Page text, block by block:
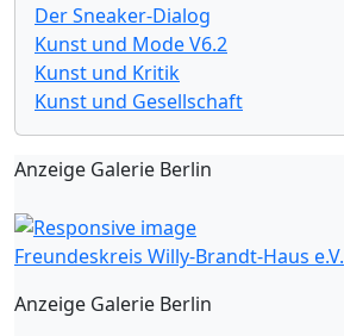
Der Sneaker-Dialog
Kunst und Mode V6.2
Kunst und Kritik
Kunst und Gesellschaft
Anzeige Galerie Berlin
Freundeskreis Willy-Brandt-Haus e.V.
Anzeige Galerie Berlin